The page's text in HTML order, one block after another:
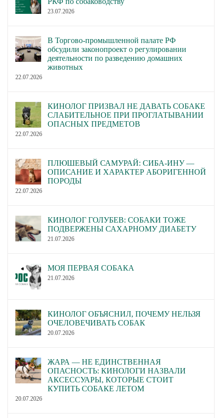
23.07.2026
В Торгово-промышленной палате РФ
обсудили законопроект о регулировании
деятельности по разведению домашних
животных
22.07.2026
КИНОЛОГ ПРИЗВАЛ НЕ ДАВАТЬ СОБАКЕ
СЛАБИТЕЛЬНОЕ ПРИ ПРОГЛАТЫВАНИИ
ОПАСНЫХ ПРЕДМЕТОВ
22.07.2026
ПЛЮШЕВЫЙ САМУРАЙ: СИБА-ИНУ —
ОПИСАНИЕ И ХАРАКТЕР АБОРИГЕННОЙ
ПОРОДЫ
22.07.2026
КИНОЛОГ ГОЛУБЕВ: СОБАКИ ТОЖЕ
ПОДВЕРЖЕНЫ САХАРНОМУ ДИАБЕТУ
21.07.2026
МОЯ ПЕРВАЯ СОБАКА
21.07.2026
КИНОЛОГ ОБЪЯСНИЛ, ПОЧЕМУ НЕЛЬЗЯ
ОЧЕЛОВЕЧИВАТЬ СОБАК
20.07.2026
ЖАРА — НЕ ЕДИНСТВЕННАЯ
ОПАСНОСТЬ: КИНОЛОГИ НАЗВАЛИ
АКСЕССУАРЫ, КОТОРЫЕ СТОИТ
КУПИТЬ СОБАКЕ ЛЕТОМ
20.07.2026